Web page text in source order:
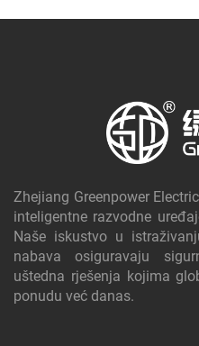
Zhejiang Greenpower
inteligentne razvodne
Naše iskustvo u
nabava osiguravaju
uštedna rješenja kojima
ponudu već danas.